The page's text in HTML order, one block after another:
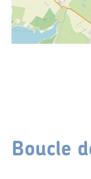
Boucle